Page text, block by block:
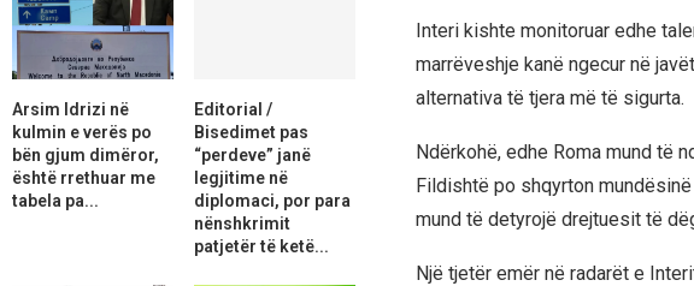
Interi kishte monitoruar edhe
marrëveshje kanë ngecur në
alternativa të tjera më të sigurta.
Ndërkohë, edhe Roma mund të
Fildishtë po shqyrton
mund të detyrojë drejtuesit të
Një tjetër emër në radarët e
Arsim Idrizi në
kulmin e verës po
bën gjum dimëror,
është rrethuar me
tabela pa...
Editorial /
Bisedimet pas
“perdeve” janë
legjitime në
diplomaci, por para
nënshkrimit
patjetër të ketë...